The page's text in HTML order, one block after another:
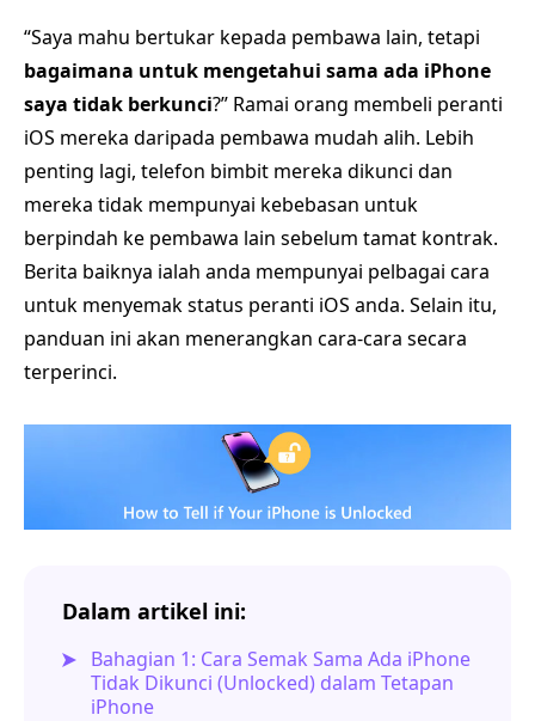
“Saya mahu bertukar kepada pembawa lain, tetapi
bagaimana untuk mengetahui sama ada iPhone
saya tidak berkunci?” Ramai orang membeli peranti
iOS mereka daripada pembawa mudah alih. Lebih
penting lagi, telefon bimbit mereka dikunci dan
mereka tidak mempunyai kebebasan untuk
berpindah ke pembawa lain sebelum tamat kontrak.
Berita baiknya ialah anda mempunyai pelbagai cara
untuk menyemak status peranti iOS anda. Selain itu,
panduan ini akan menerangkan cara-cara secara
terperinci.
Dalam artikel ini:
Bahagian 1: Cara Semak Sama Ada iPhone
Tidak Dikunci (Unlocked) dalam Tetapan
iPhone